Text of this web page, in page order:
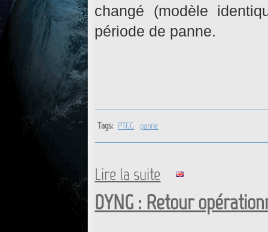
changé (modèle
période de panne.
Tags: PTGG panne
Lire la suite de PTGG : Retour
DYNG : Retour